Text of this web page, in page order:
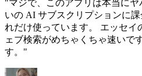
"マジで、このアプリは本当に
いの AI サブスクリプションに
れだけ使っています。 エッセイ
ェブ検索がめちゃくちゃ速いで
す。 "